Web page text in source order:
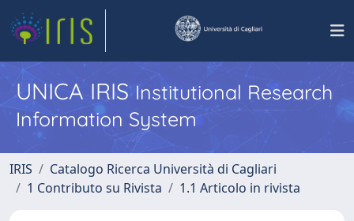
UNICA IRISInstitutional Research
Information System
IRIS
Catalogo Ricerca Università di Cagliari
1 Contributo su Rivista
1.1 Articolo in rivista